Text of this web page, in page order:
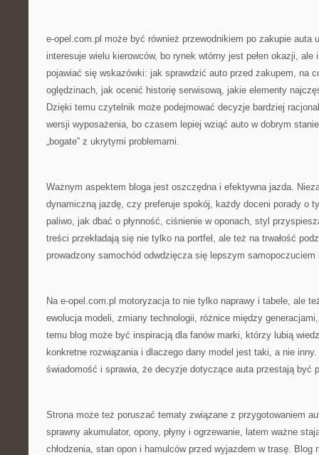
e-opel.com.pl może być również przewodnikiem po zakupie auta
interesuje wielu kierowców, bo rynek wtórny jest pełen okazji, ale
pojawiać się wskazówki: jak sprawdzić auto przed zakupem, na
oględzinach, jak ocenić historię serwisową, jakie elementy
Dzięki temu czytelnik może podejmować decyzje bardziej
wersji wyposażenia, bo czasem lepiej wziąć auto w dobrym
„bogate” z ukrytymi problemami.
Ważnym aspektem bloga jest oszczędna i efektywna jazda.
dynamiczną jazdę, czy preferuje spokój, każdy doceni porady o
paliwo, jak dbać o płynność, ciśnienie w oponach, styl
treści przekładają się nie tylko na portfel, ale też na trwałość
prowadzony samochód odwdzięcza się lepszym samopoczuciem
Na e-opel.com.pl motoryzacja to nie tylko naprawy i tabele, ale
ewolucja modeli, zmiany technologii, różnice między
temu blog może być inspiracją dla fanów marki, którzy lubią
konkretne rozwiązania i dlaczego dany model jest taki, a nie
świadomość i sprawia, że decyzje dotyczące auta przestają być
Strona może też poruszać tematy związane z przygotowaniem
sprawny akumulator, opony, płyny i ogrzewanie, latem ważne
chłodzenia, stan opon i hamulców przed wyjazdem w trasę.